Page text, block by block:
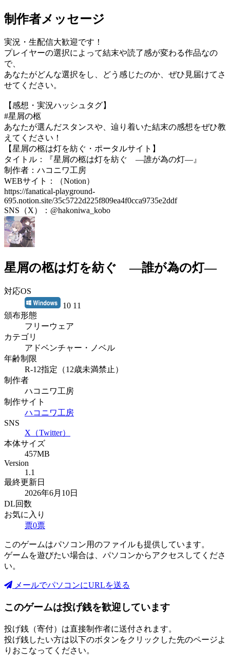
制作者メッセージ
実況・生配信大歓迎です！
プレイヤーの選択によって結末や読了感が変わる作品なの
で、
あなたがどんな選択をし、どう感じたのか、ぜひ見届けてさ
せてください。
【感想・実況ハッシュタグ】
#星屑の柩
あなたが選んだスタンスや、辿り着いた結末の感想をぜひ教
えてください！
【星屑の柩は灯を紡ぐ・ポータルサイト】
タイトル：『星屑の柩は灯を紡ぐ ―誰が為の灯―』
制作者：ハコニワ工房
WEBサイト：（Notion）
https://fanatical-playground-
695.notion.site/35c5722d225f809ea4f0cca9735e2ddf
SNS（X）：@hakoniwa_kobo
星屑の柩は灯を紡ぐ ―誰が為の灯―
対応OS
10 11
頒布形態
フリーウェア
カテゴリ
アドベンチャー・ノベル
年齢制限
R-12指定（12歳未満禁止）
制作者
ハコニワ工房
制作サイト
ハコニワ工房
SNS
X（Twitter）
本体サイズ
457MB
Version
1.1
最終更新日
2026年6月10日
DL回数
お気に入り
票0票
このゲームはパソコン用のファイルも提供しています。
ゲームを遊びたい場合は、パソコンからアクセスしてくださ
い。
メールでパソコンにURLを送る
このゲームは投げ銭を歓迎しています
投げ銭（寄付）は直接制作者に送付されます。
投げ銭したい方は以下のボタンをクリックした先のページよ
りおこなってください。